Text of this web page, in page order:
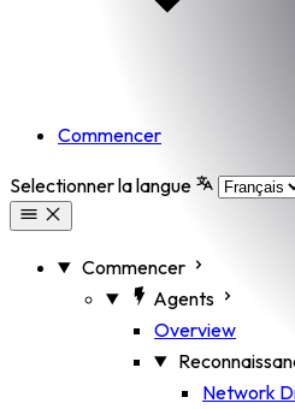
Commencer
Selectionner la langue
Commencer
Agents
Overview
Network